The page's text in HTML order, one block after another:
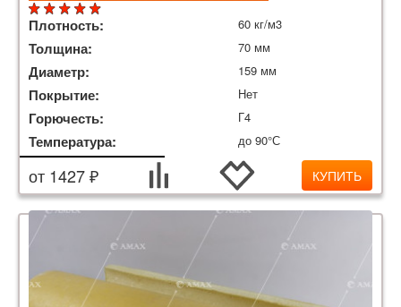
Плотность: 60 кг/м3
Толщина: 70 мм
Диаметр: 159 мм
Покрытие: Нет
Горючесть: Г4
Температура: до 90°С
от 1427 ₽ КУПИТЬ